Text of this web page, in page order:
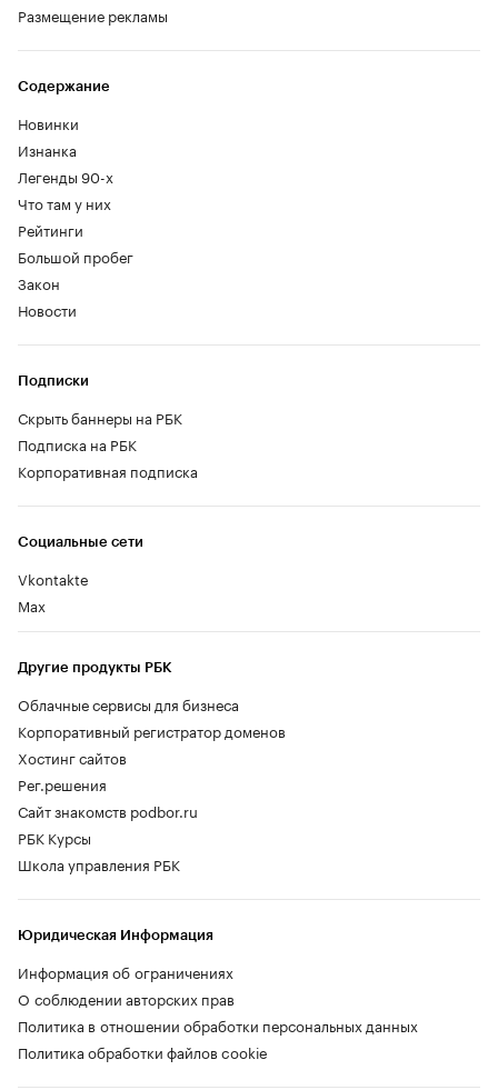
Размещение рекламы
Содержание
Новинки
Изнанка
Легенды 90-х
Что там у них
Рейтинги
Большой пробег
Закон
Новости
Социальные сети
Vkontakte
Max
Другие продукты РБК
Облачные сервисы для бизнеса
Корпоративный регистратор доменов
Хостинг сайтов
Рег.решения
Сайт знакомств podbor.ru
РБК Курсы
Школа управления РБК
Подписки
Скрыть баннеры на РБК
Подписка на РБК
Корпоративная подписка
Юридическая Информация
Информация об ограничениях
О соблюдении авторских прав
Политика в отношении обработки персональных данных
Политика обработки файлов cookie